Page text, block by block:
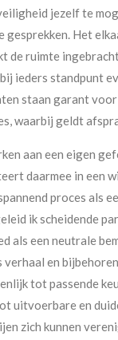
jezelf te
gesprekken. Het
de ruimte
ieders standpunt
staan garant
waarbij geldt
aan een eigen
daarmee in een
proces als
ik scheidende
als een neutrale
en
tot passende
uitvoerbare en
zich kunnen